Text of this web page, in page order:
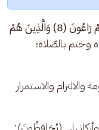
(وَالَّذِينَ هُمْ لِأَمَانَاتِهِمْ وَعَهْدِهِمْ رَاعُونَ (8) وَالَّذِينَ هُمْ
وختم بالصّلاة؛
والالتزام والاستمرار